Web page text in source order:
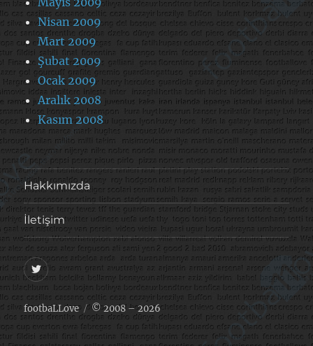
Nisan 2009
Mart 2009
Şubat 2009
Ocak 2009
Aralık 2008
Kasım 2008
Hakkımızda
İletişim
@footballove
footbaLLove © 2008 – 2026